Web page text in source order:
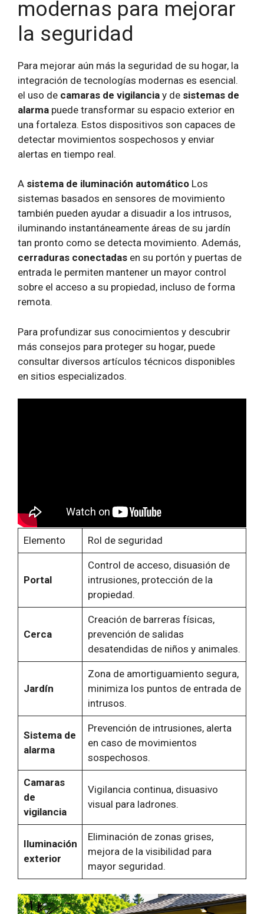
modernas para mejorar
la seguridad
Para mejorar aún más la seguridad de su hogar, la
integración de tecnologías modernas es esencial.
el uso de camaras de vigilancia y de sistemas de
alarma puede transformar su espacio exterior en
una fortaleza. Estos dispositivos son capaces de
detectar movimientos sospechosos y enviar
alertas en tiempo real.
A sistema de iluminación automático Los
sistemas basados ​​en sensores de movimiento
también pueden ayudar a disuadir a los intrusos,
iluminando instantáneamente áreas de su jardín
tan pronto como se detecta movimiento. Además,
cerraduras conectadas en su portón y puertas de
entrada le permiten mantener un mayor control
sobre el acceso a su propiedad, incluso de forma
remota.
Para profundizar sus conocimientos y descubrir
más consejos para proteger su hogar, puede
consultar diversos artículos técnicos disponibles
en sitios especializados.
Elemento Rol de seguridad
Portal
Control de acceso, disuasión de
intrusiones, protección de la
propiedad.
Cerca
Creación de barreras físicas,
prevención de salidas
desatendidas de niños y animales.
Jardín
Zona de amortiguamiento segura,
minimiza los puntos de entrada de
intrusos.
Sistema de
alarma
Prevención de intrusiones, alerta
en caso de movimientos
sospechosos.
Camaras
de
vigilancia
Vigilancia continua, disuasivo
visual para ladrones.
Iluminación
exterior
Eliminación de zonas grises,
mejora de la visibilidad para
mayor seguridad.